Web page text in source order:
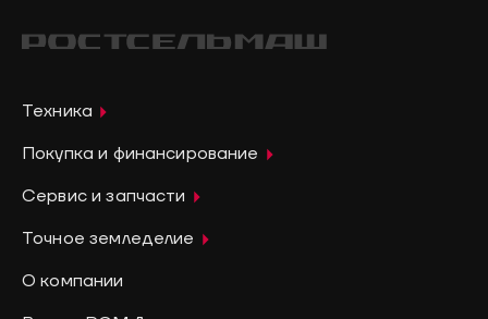
Техника
Покупка и финансирование
Сервис и запчасти
Точное земледелие
О компании